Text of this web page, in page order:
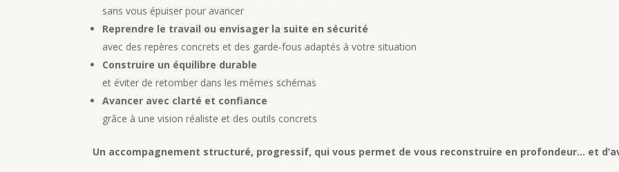
sans vous épuiser pour avancer
Reprendre le travail ou envisager la suite en sécurité
avec des repères concrets et des garde-fous adaptés à votre situation
Construire un équilibre durable
et éviter de retomber dans les mêmes schémas
Avancer avec clarté et confiance
grâce à une vision réaliste et des outils concrets
Un accompagnement structuré, progressif, qui vous permet de vous reconstruire en profondeur… et